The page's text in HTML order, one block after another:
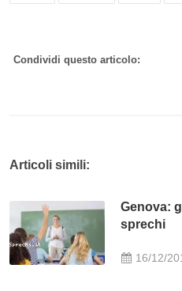
Condividi questo articolo:
Articoli simili:
Genova:
sprechi
16/12/